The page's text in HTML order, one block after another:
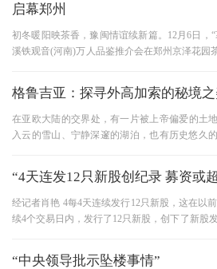
启幕郑州
初冬暖阳映茶香，豫闽情谊续新篇。12月6日，
溪铁观音(河南)万人品鉴推介会在郑州京泽花园
格鲁吉亚：探寻外高加索的秘境
在亚欧大陆的交界处，有一片被上帝偏爱的
入云的雪山、宁静深邃的湖泊，也有历史悠久
“4天连发12只新股创纪录 募资或
经记者肖艳 4每4天连续发行12只新股，这在以
续4个交易日内，发行了12只新股，创下了新股
“中央领导批示坠楼事情”